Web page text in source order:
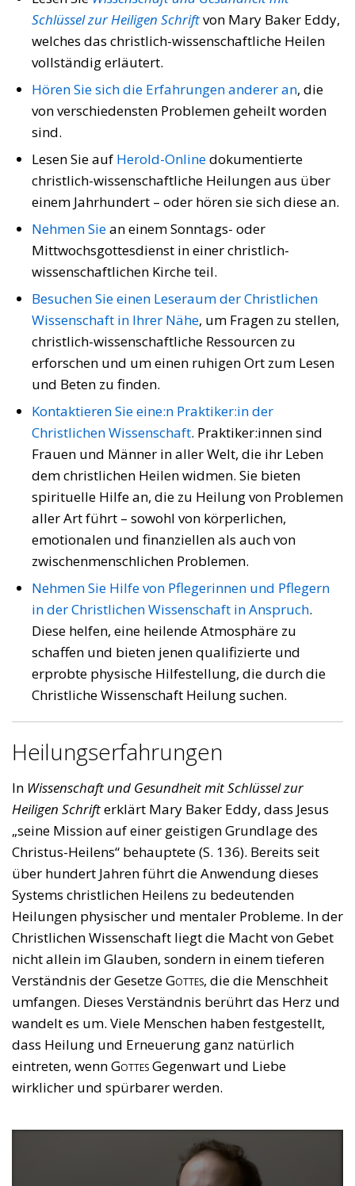
Schlüssel zur Heiligen Schriftvon Mary Baker Eddy,
welches das christlich-wissenschaftliche Heilen
vollständig erläutert.
Hören Sie sich die Erfahrungen anderer an, die
von verschiedensten Problemen geheilt worden
sind.
Lesen Sie auf Herold-Onlinedokumentierte
christlich-wissenschaftliche Heilungen aus über
einem Jahrhundert – oder hören sie sich diese an.
Nehmen Siean einem Sonntags- oder
Mittwochsgottesdienst in einer christlich-
wissenschaftlichen Kirche teil.
Besuchen Sie einen Leseraum der Christlichen
Wissenschaft in Ihrer Nähe, um Fragen zu stellen,
christlich-wissenschaftliche Ressourcen zu
erforschen und um einen ruhigen Ort zum Lesen
und Beten zu finden.
Kontaktieren Sie eine:n Praktiker:in der
Christlichen Wissenschaft. Praktiker:innen sind
Frauen und Männer in aller Welt, die ihr Leben
dem christlichen Heilen widmen. Sie bieten
spirituelle Hilfe an, die zu Heilung von Problemen
aller Art führt – sowohl von körperlichen,
emotionalen und finanziellen als auch von
zwischenmenschlichen Problemen.
Nehmen Sie Hilfe von Pflegerinnen und Pflegern
in der Christlichen Wissenschaft in Anspruch.
Diese helfen, eine heilende Atmosphäre zu
schaffen und bieten jenen qualifizierte und
erprobte physische Hilfestellung, die durch die
Christliche Wissenschaft Heilung suchen.
Heilungserfahrungen
In Wissenschaft und Gesundheit mit Schlüssel zur
Heiligen Schrifterklärt Mary Baker Eddy, dass Jesus
„seine Mission auf einer geistigen Grundlage des
Christus-Heilens“ behauptete (S. 136). Bereits seit
über hundert Jahren führt die Anwendung dieses
Systems christlichen Heilens zu bedeutenden
Heilungen physischer und mentaler Probleme. In der
Christlichen Wissenschaft liegt die Macht von Gebet
nicht allein im Glauben, sondern in einem tieferen
Verständnis der GesetzeGottes, die die Menschheit
umfangen. Dieses Verständnis berührt das Herz und
wandelt es um. Viele Menschen haben festgestellt,
dass Heilung und Erneuerung ganz natürlich
eintreten, wennGottesGegenwart und Liebe
wirklicher und spürbarer werden.